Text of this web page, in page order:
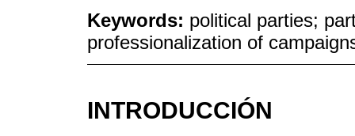
Keywords: political parties;
professionalization of
INTRODUCCIÓN